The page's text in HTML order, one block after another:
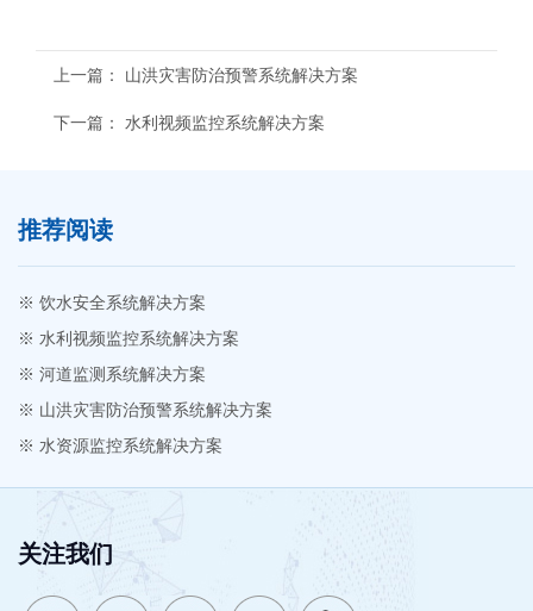
上一篇： 山洪灾害防治预警系统解决方案
下一篇： 水利视频监控系统解决方案
推荐阅读
※ 饮水安全系统解决方案
※ 水利视频监控系统解决方案
※ 河道监测系统解决方案
※ 山洪灾害防治预警系统解决方案
※ 水资源监控系统解决方案
关注我们